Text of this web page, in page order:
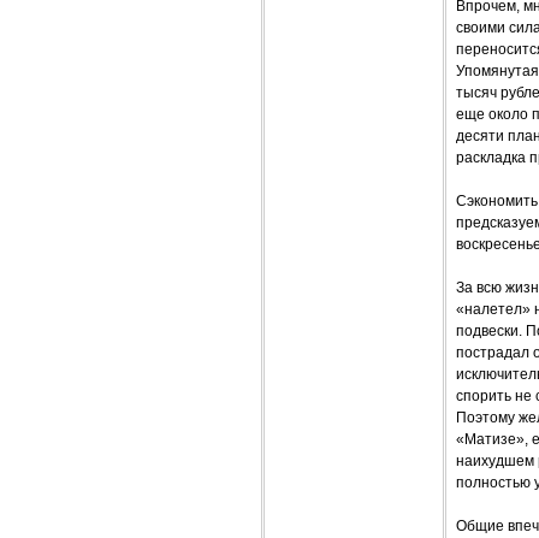
Впрочем,
своими
тысяч
еще около
десяти
раскладка
За всю
«налетел»
подвески.
пострадал
спорить не
Поэтому
«Матизе»,
наихудшем
полностью
Общие